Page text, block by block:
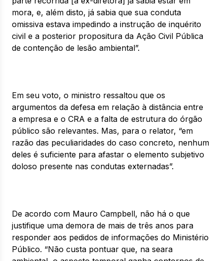
mora, e, além disto, já sabia que sua conduta
omissiva estava impedindo a instrução de inquérito
civil e a posterior propositura da Ação Civil Pública
de contenção de lesão ambiental”.
Em seu voto, o ministro ressaltou que os
argumentos da defesa em relação à distância entre
a empresa e o CRA e a falta de estrutura do órgão
público são relevantes. Mas, para o relator, “em
razão das peculiaridades do caso concreto, nenhum
deles é suficiente para afastar o elemento subjetivo
doloso presente nas condutas externadas”.
De acordo com Mauro Campbell, não há o que
justifique uma demora de mais de três anos para
responder aos pedidos de informações do Ministério
Público. “Não custa pontuar que, na seara